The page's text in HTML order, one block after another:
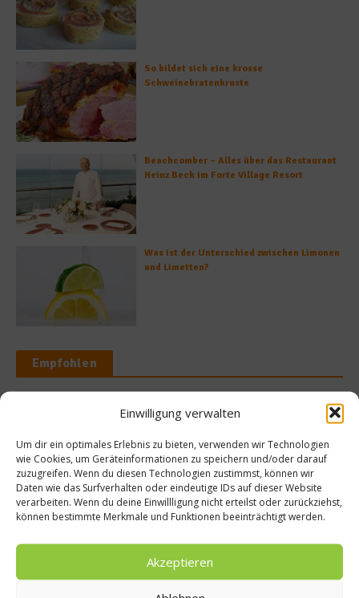
Einwilligung verwalten
Um dir ein optimales Erlebnis zu bieten, verwenden wir Technologien
wie Cookies, um Geräteinformationen zu speichern und/oder darauf
zuzugreifen. Wenn du diesen Technologien zustimmst, können wir
Daten wie das Surfverhalten oder eindeutige IDs auf dieser Website
verarbeiten. Wenn du deine Einwillligung nicht erteilst oder zurückziehst,
können bestimmte Merkmale und Funktionen beeinträchtigt werden.
Akzeptieren
So bildet sich eine krosse
Schweinebratenkruste
Beachcomber – Alles über das Restaurant
Heinz Beck im Forte Village Resort
Was ist der Unterschied zwischen Limonen
und Limetten?
Empfohlen
öffnet seine
Site Ibiza
Getränke
Beim
Finale geht’s